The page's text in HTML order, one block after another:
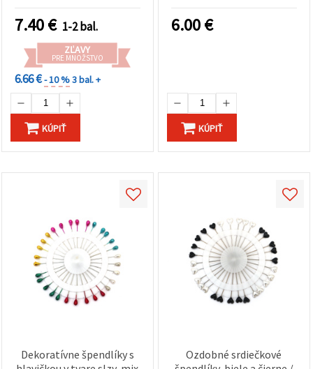
7.40€ 1-2 bal.
ZĽAVY
PRE MNOŽSTVO
6.66 €- 10 %3 bal. +
KÚPIŤ
6.00€
KÚPIŤ
Dekoratívne špendlíky s
Ozdobné srdiečkové